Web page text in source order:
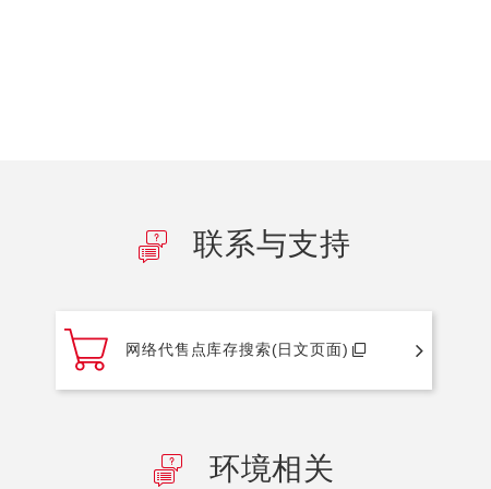
联系与支持
网络代售点库存搜索(日文页面)
环境相关